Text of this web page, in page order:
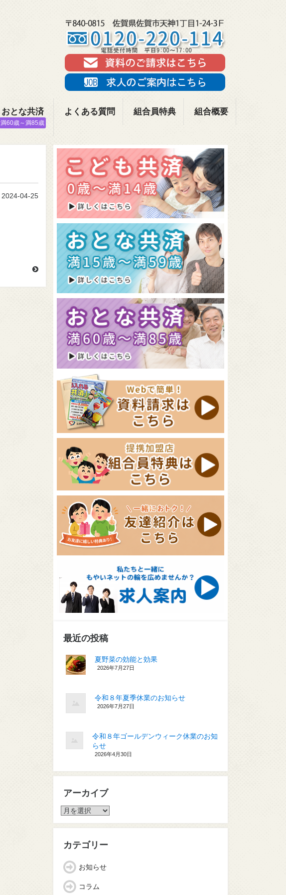
おとな共済
満60歳～満85歳
よくある質問 組合員特典 組合概要
2024-04-25
最近の投稿
夏野菜の効能と効果
2026年7月27日
令和８年夏季休業のお知らせ
2026年7月27日
令和８年ゴールデンウィーク休業のお知
らせ
2026年4月30日
アーカイブ
ア
カ
ブ
カテゴリー
お知らせ
コラム